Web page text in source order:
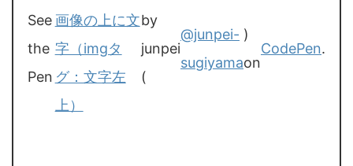
See
the
Pen
画像の上に文
字（imgタ
グ：文字左
上）
by
junpei
(
@junpei-
sugiyama
)
on
CodePen.